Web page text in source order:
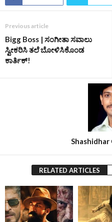
Previous article
Bigg Boss | ಸಂಗೀತಾ ಸವಾಲು
ಸ್ವೀಕರಿಸಿ ತಲೆ ಬೋಳಿಸಿಕೊಂಡ
ಕಾರ್ತಿಕ್‌!
RELATED ARTICLES